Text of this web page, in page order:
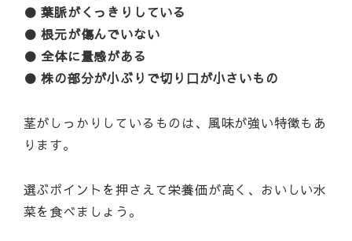
● 葉脈がくっきりしている
● 根元が傷んでいない
● 全体に量感がある
● 株の部分が小ぶりで切り口が小さいもの
茎がしっかりしているものは、風味が強い特徴もあ
ります。
選ぶポイントを押さえて栄養価が高く、おいしい水
菜を食べましょう。